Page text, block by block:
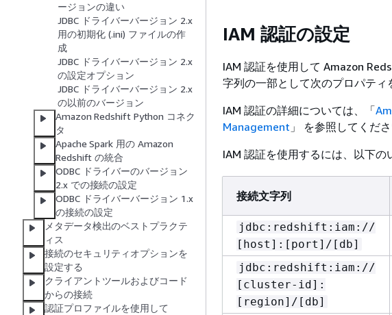
ージョンの違い
JDBC ドライバーバージョン 2.x
用の初期化 (.ini) ファイルの作
成
JDBC ドライバーバージョン 2.x
の設定オプション
JDBC ドライバーバージョン 2.x
の以前のバージョン
Amazon Redshift Python コネク
タ
Apache Spark 用の Amazon
Redshift の統合
ODBC ドライバーのバージョン
2.x での接続の設定
ODBC ドライバーバージョン 1.x
の接続の設定
メタデータ検出のベストプラクテ
ィス
接続のセキュリティオプションを
設定する
クライアントツールおよびコード
からの接続
認証プロファイルを使用して
IAM 認証の設定
IAM 認証を使用して Amazon
字列の一部として次のプロパティ
IAM 認証の詳細については、「
Management 」 を参照してくださ
IAM 認証を使用するには、以下の
接続文字列
jdbc:redshift:iam://
[host]:[port]/[db]
jdbc:redshift:iam://
[cluster-id]:
[region]/[db]